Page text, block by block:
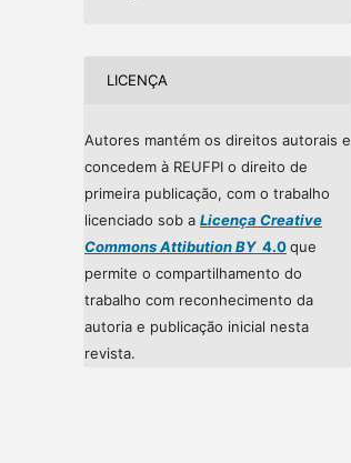
LICENÇA
Autores mantém os direitos autorais e
concedem à REUFPI o direito de
primeira publicação, com o trabalho
licenciado sob a Licença Creative
Commons Attibution BY4.0que
permite o compartilhamento do
trabalho com reconhecimento da
autoria e publicação inicial nesta
revista.